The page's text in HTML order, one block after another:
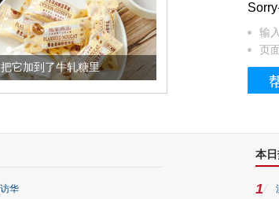
它加到了牛轧糖里 被列入佛家七宝的它到
输
页
华
本
1